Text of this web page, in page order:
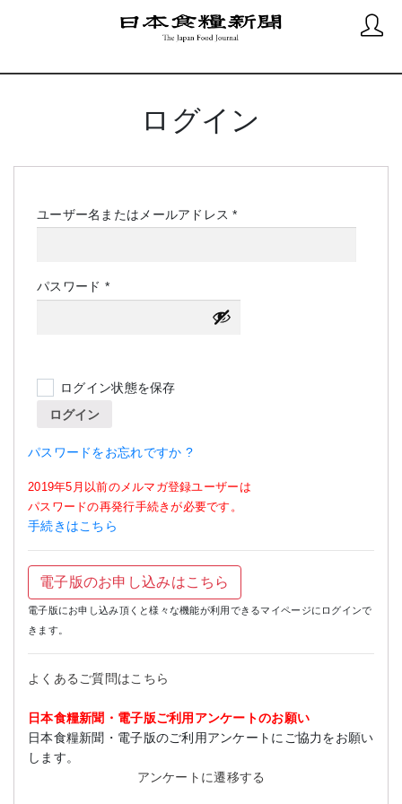
ログイン
ユーザー名またはメールアドレス*必
パスワード *必
須
ログイン状態を保存
ログイン
パスワードをお忘れですか ?
2019年5月以前のメルマガ登録ユーザーは
パスワードの再発行手続きが必要です。
手続きはこちら
電子版のお申し込みはこちら
電子版にお申し込み頂くと様々な機能が利用できるマイページにログインで
きます。
よくあるご質問はこちら
日本食糧新聞・電子版ご利用アンケートのお願い
日本食糧新聞・電子版のご利用アンケートにご協力をお願い
します。
アンケートに遷移する